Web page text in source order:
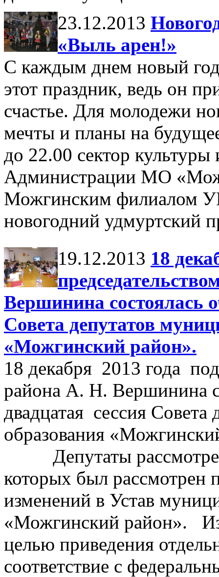
23.12.2013
«Выль арен!»
С каждым днем новый
этот праздник, ведь он
счастье. Для молодежи
мечты и планы на
до 22.00 сектор
Администрации МО
Можгинским филиалом
новогодний удмуртский
19.12.2013 18
Вершинина состоялась
Совета депутатов
«Можгинский район».
18 декабря 2013 года
района А. Н. Вершинина
двадцатая сессия
образования
Депутаты
которых был рассмотрен
изменений в Устав
«Можгинский район».
целью приведения
соответствие с